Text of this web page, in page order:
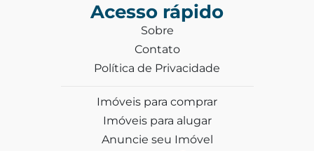
Acesso rápido
Sobre
Contato
Política de Privacidade
Imóveis para comprar
Imóveis para alugar
Anuncie seu Imóvel